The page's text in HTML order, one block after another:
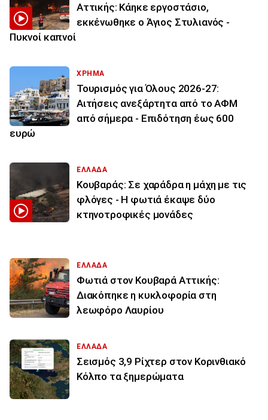
Αττικής: Κάηκε εργοστάσιο,
εκκένωθηκε ο Άγιος Στυλιανός -
Πυκνοί καπνοί
ΧΡΗΜΑ
Τουρισμός για Όλους 2026-27:
Αιτήσεις ανεξάρτητα από το ΑΦΜ
από σήμερα - Επιδότηση έως 600
ευρώ
ΕΛΛΑΔΑ
Κουβαράς: Σε χαράδρα η μάχη με τις
φλόγες - Η φωτιά έκαψε δύο
κτηνοτροφικές μονάδες
ΕΛΛΑΔΑ
Φωτιά στον Κουβαρά Αττικής:
Διακόπηκε η κυκλοφορία στη
λεωφόρο Λαυρίου
ΕΛΛΑΔΑ
Σεισμός 3,9 Ρίχτερ στον Κορινθιακό
Κόλπο τα ξημερώματα